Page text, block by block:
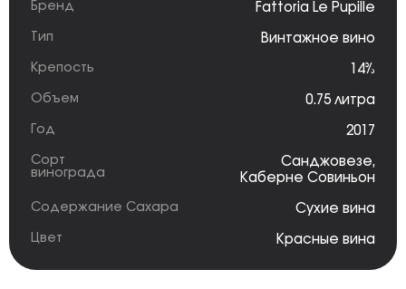
Бренд Fattoria Le Pupille
Тип Винтажное вино
Крепость 14%
Объем 0.75 литра
Год 2017
Сорт
винограда
Санджовезе,
Каберне Совиньон
Содержание Сахара Сухие вина
Цвет Красные вина